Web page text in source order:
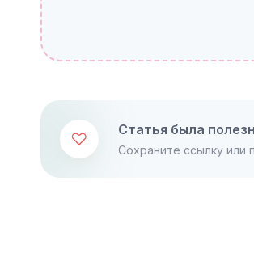
Статья была
Сохраните ссылку или